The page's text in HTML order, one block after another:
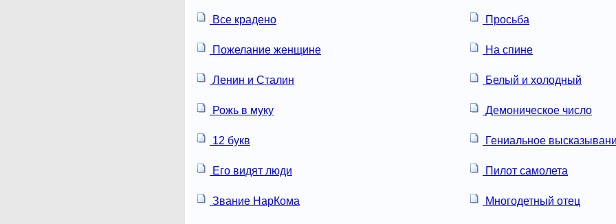
Все крадено Просьба
Пожелание женщине На спине
Ленин и Сталин Белый и холодный
Рожь в муку Демоническое число
12 букв Гениальное
Его видят люди Пилот самолета
Звание НарКома Многодетный отец